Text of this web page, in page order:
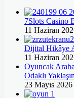
7Slots Casino
11 Haziran
Dijital Hikâye
11 Haziran
Oyuncak
Odaklı
23 Mayıs 2026